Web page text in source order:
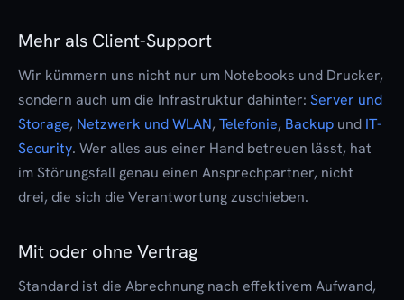
Mehr als Client-Support
Wir kümmern uns nicht nur um Notebooks und Drucker,
sondern auch um die Infrastruktur dahinter: Server und
Storage, Netzwerk und WLAN, Telefonie, Backup und IT-
Security. Wer alles aus einer Hand betreuen lässt, hat
im Störungsfall genau einen Ansprechpartner, nicht
drei, die sich die Verantwortung zuschieben.
Mit oder ohne Vertrag
Standard ist die Abrechnung nach effektivem Aufwand,